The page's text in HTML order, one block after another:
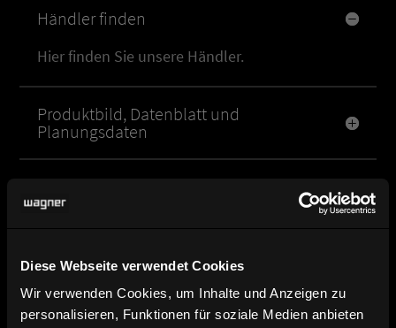
Diese Webseite verwendet Cookies
Wir verwenden Cookies, um Inhalte und Anzeigen zu
personalisieren, Funktionen für soziale Medien anbieten
Händler finden
Hier finden Sie unsere Händler.
Produktbild, Datenblatt und
Planungsdaten